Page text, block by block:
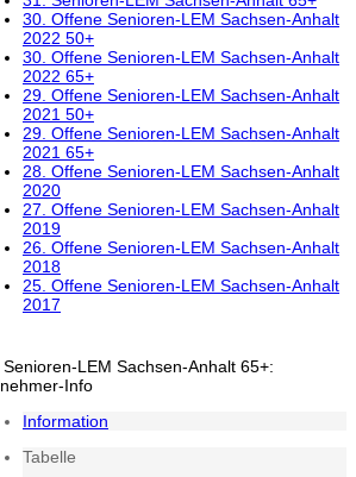
30. Offene Senioren-LEM Sachsen-Anhalt
2022 50+
30. Offene Senioren-LEM Sachsen-Anhalt
2022 65+
29. Offene Senioren-LEM Sachsen-Anhalt
2021 50+
29. Offene Senioren-LEM Sachsen-Anhalt
2021 65+
28. Offene Senioren-LEM Sachsen-Anhalt
2020
27. Offene Senioren-LEM Sachsen-Anhalt
2019
26. Offene Senioren-LEM Sachsen-Anhalt
2018
25. Offene Senioren-LEM Sachsen-Anhalt
2017
LEM Sachsen-Anhalt 65+:
Info
Information
Tabelle